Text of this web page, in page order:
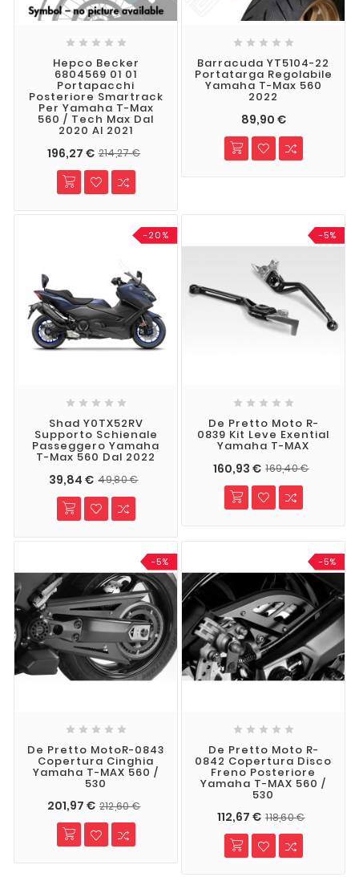
    
Hepco Becker
6804569 01 01
Portapacchi
Posteriore Smartrack
Per Yamaha T-Max
560 / Tech Max Dal
2020 Al 2021
196,27 € 214,27 €
    
Barracuda YT5104-22
Portatarga Regolabile
Yamaha T-Max 560
2022
89,90 €
-20%
    
Shad Y0TX52RV
Supporto Schienale
Passeggero Yamaha
T-Max 560 Dal 2022
39,84 € 49,80 €
-5%
    
De Pretto Moto R-
0839 Kit Leve Exential
Yamaha T-MAX
160,93 € 169,40 €
-5%
    
De Pretto MotoR-0843
Copertura Cinghia
Yamaha T-MAX 560 /
530
201,97 € 212,60 €
-5%
    
De Pretto Moto R-
0842 Copertura Disco
Freno Posteriore
Yamaha T-MAX 560 /
530
112,67 € 118,60 €